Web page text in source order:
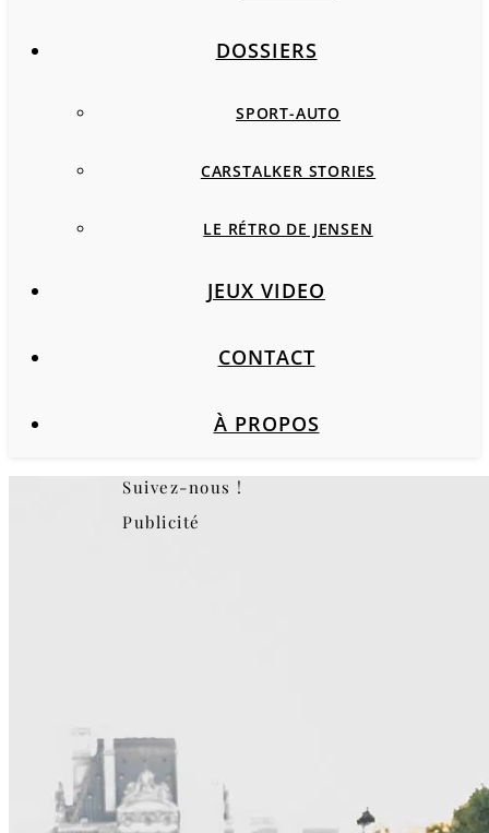
DOSSIERS
SPORT-AUTO
CARSTALKER STORIES
LE RÉTRO DE JENSEN
JEUX VIDEO
CONTACT
À PROPOS
Suivez-nous !
Publicité